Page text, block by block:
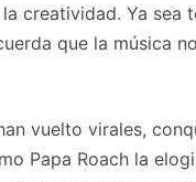
creatividad. Ya sea
que la música
vuelto virales,
Papa Roach la